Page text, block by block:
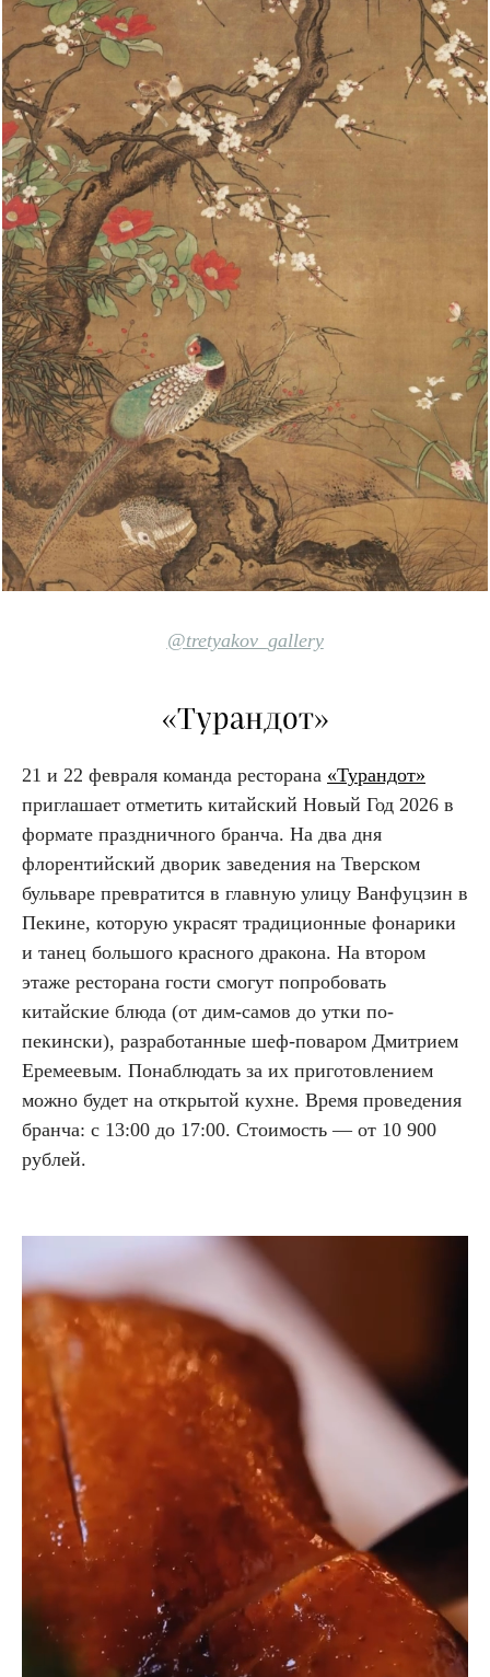
@tretyakov_gallery
«Турандот»
21 и 22 февраля команда ресторана «Турандот»
приглашает отметить китайский Новый Год 2026 в
формате праздничного бранча. На два дня
флорентийский дворик заведения на Тверском
бульваре превратится в главную улицу Ванфуцзин в
Пекине, которую украсят традиционные фонарики
и танец большого красного дракона. На втором
этаже ресторана гости смогут попробовать
китайские блюда (от дим-самов до утки по-
пекински), разработанные шеф-поваром Дмитрием
Еремеевым. Понаблюдать за их приготовлением
можно будет на открытой кухне. Время проведения
бранча: с 13:00 до 17:00. Стоимость — от 10 900
рублей.